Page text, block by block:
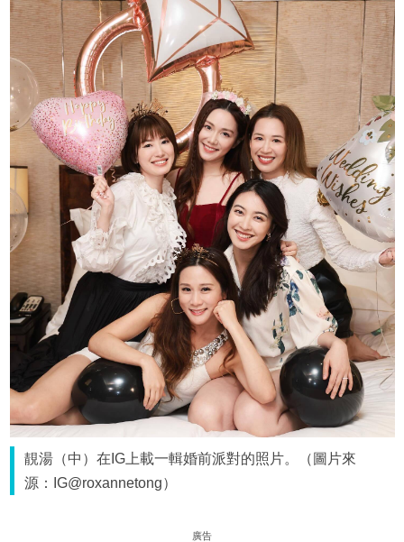
靚湯（中）在IG上載一輯婚前派對的照片。（圖片來
源：IG@roxannetong）
廣告